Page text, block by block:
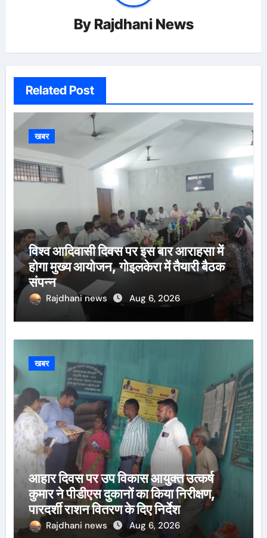
By Rajdhani News
Related Post
खबर
विश्व आदिवासी दिवस पर इस बार आराहसा में
होगा मुख्य आयोजन, गोइलकेरा में तैयारी बैठक
संपन्न
Rajdhani news Aug 6, 2026
खबर
आहार दिवस पर उप विकास आयुक्त उत्कर्ष
कुमार ने पीडीएस दुकानों का किया निरीक्षण,
पारदर्शी राशन वितरण के दिए निर्देश
Rajdhani news Aug 6, 2026